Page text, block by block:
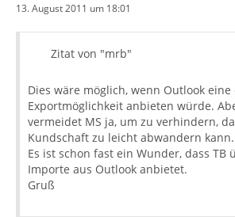
13. August 2011 um 18:01
Zitat von "mrb"
Dies wäre möglich, wenn Outlook eine
Exportmöglichkeit anbieten würde.
vermeidet MS ja, um zu verhindern,
Kundschaft zu leicht abwandern kann.
Es ist schon fast ein Wunder, dass TB
Importe aus Outlook anbietet.
Gruß